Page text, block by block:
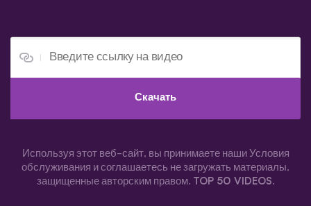
Facebook Downloader
X Downloader
Скачать
Используя этот веб-сайт, вы принимаете наши Условия
обслуживания и соглашаетесь не загружать материалы,
защищенные авторским правом.
TOP 50 VIDEOS.